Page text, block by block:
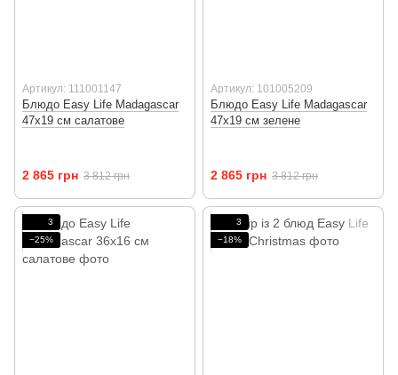
Артикул: 111001147
Блюдо Easy Life Madagascar
47х19 см салатове
2 865 грн 3 812 грн
Артикул: 101005209
Блюдо Easy Life Madagascar
47х19 см зелене
2 865 грн 3 812 грн
3
−25%
3
−18%